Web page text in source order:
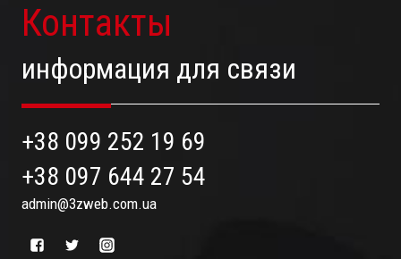
Контакты
информация для связи
+38 099 252 19 69
+38 097 644 27 54
admin@3zweb.com.ua